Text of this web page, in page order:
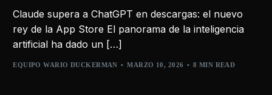
Claude supera a ChatGPT en descargas: el nuevo
rey de la App Store El panorama de la inteligencia
artificial ha dado un […]
EQUIPO WARIO DUCKERMAN MARZO 10, 2026 8 MIN READ